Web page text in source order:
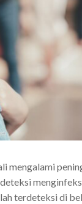
mengalami
terdeteksi di